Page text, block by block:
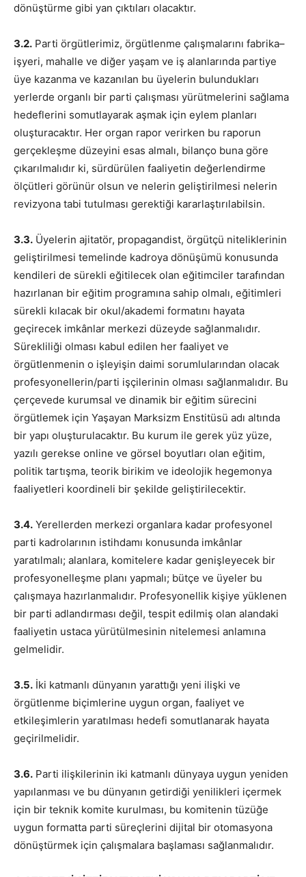
dönüştürme gibi yan çıktıları olacaktır.
3.2. Parti örgütlerimiz, örgütlenme çalışmalarını fabrika–
işyeri, mahalle ve diğer yaşam ve iş alanlarında partiye
üye kazanma ve kazanılan bu üyelerin bulundukları
yerlerde organlı bir parti çalışması yürütmelerini sağlama
hedeflerini somutlayarak aşmak için eylem planları
oluşturacaktır. Her organ rapor verirken bu raporun
gerçekleşme düzeyini esas almalı, bilanço buna göre
çıkarılmalıdır ki, sürdürülen faaliyetin değerlendirme
ölçütleri görünür olsun ve nelerin geliştirilmesi nelerin
revizyona tabi tutulması gerektiği kararlaştırılabilsin.
3.3. Üyelerin ajitatör, propagandist, örgütçü niteliklerinin
geliştirilmesi temelinde kadroya dönüşümü konusunda
kendileri de sürekli eğitilecek olan eğitimciler tarafından
hazırlanan bir eğitim programına sahip olmalı, eğitimleri
sürekli kılacak bir okul/akademi formatını hayata
geçirecek imkânlar merkezi düzeyde sağlanmalıdır.
Sürekliliği olması kabul edilen her faaliyet ve
örgütlenmenin o işleyişin daimi sorumlularından olacak
profesyonellerin/parti işçilerinin olması sağlanmalıdır. Bu
çerçevede kurumsal ve dinamik bir eğitim sürecini
örgütlemek için Yaşayan Marksizm Enstitüsü adı altında
bir yapı oluşturulacaktır. Bu kurum ile gerek yüz yüze,
yazılı gerekse online ve görsel boyutları olan eğitim,
politik tartışma, teorik birikim ve ideolojik hegemonya
faaliyetleri koordineli bir şekilde geliştirilecektir.
3.4. Yerellerden merkezi organlara kadar profesyonel
parti kadrolarının istihdamı konusunda imkânlar
yaratılmalı; alanlara, komitelere kadar genişleyecek bir
profesyonelleşme planı yapmalı; bütçe ve üyeler bu
çalışmaya hazırlanmalıdır. Profesyonellik kişiye yüklenen
bir parti adlandırması değil, tespit edilmiş olan alandaki
faaliyetin ustaca yürütülmesinin nitelemesi anlamına
gelmelidir.
3.5. İki katmanlı dünyanın yarattığı yeni ilişki ve
örgütlenme biçimlerine uygun organ, faaliyet ve
etkileşimlerin yaratılması hedefi somutlanarak hayata
geçirilmelidir.
3.6. Parti ilişkilerinin iki katmanlı dünyaya uygun yeniden
yapılanması ve bu dünyanın getirdiği yenilikleri içermek
için bir teknik komite kurulması, bu komitenin tüzüğe
uygun formatta parti süreçlerini dijital bir otomasyona
dönüştürmek için çalışmalara başlaması sağlanmalıdır.